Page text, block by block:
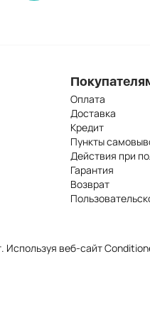
Оплата
Доставка
Кредит
Пункты
Действия при
Гарантия
Возврат
веб-сайт